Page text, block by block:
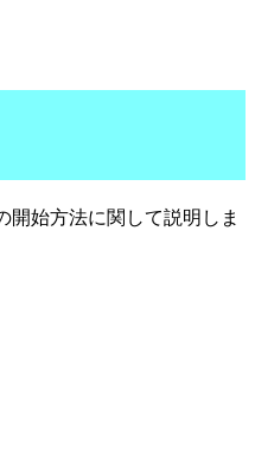
始方法に関して説明しま